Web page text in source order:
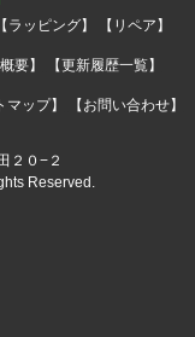
【ラッピング】 【リペア】
要】 【更新履歴一覧】
マップ】
【お問い合わせ】
２０−２
Reserved.